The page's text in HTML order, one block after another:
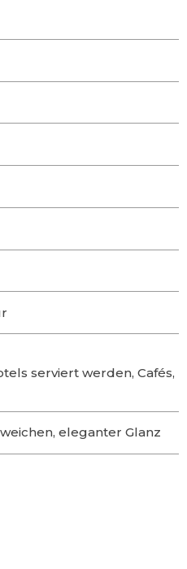
serviert werden, Cafés,
eleganter Glanz